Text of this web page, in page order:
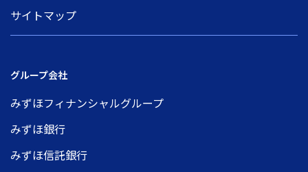
サイトマップ
グループ会社
みずほフィナンシャルグループ
みずほ銀行
みずほ信託銀行